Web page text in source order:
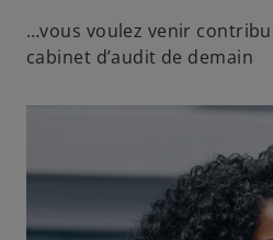
…vous voulez venir
cabinet d’audit de demain